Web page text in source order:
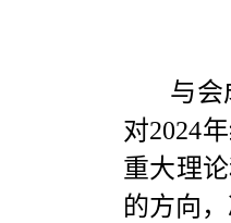
与会
对2024
重大理
的方向